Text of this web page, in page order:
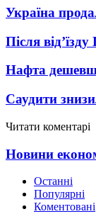
Україна
Після
Нафта
Саудити
Читати коментарі
Новини
Останні
Популярні
Коментовані